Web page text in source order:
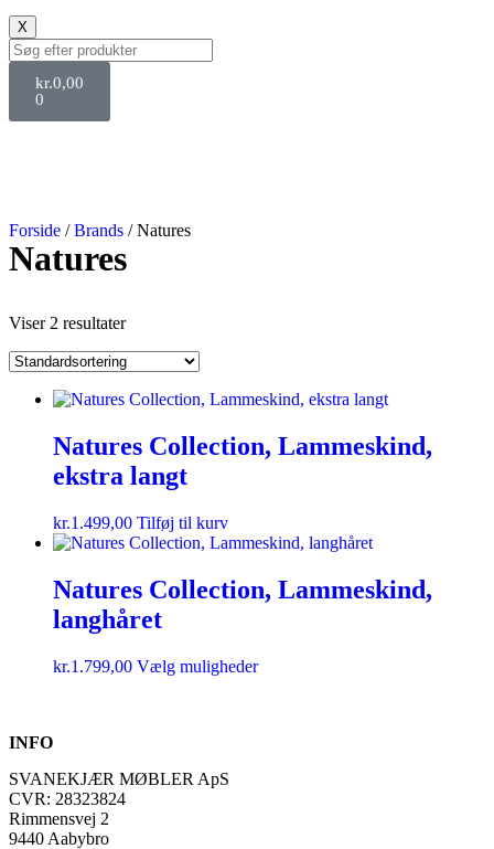
X
kr.0,00
0
Forside /Brands / Natures
Natures
Viser 2 resultater
Natures Collection, Lammeskind,
ekstra langt
kr.1.499,00 Tilføj til kurv
Natures Collection, Lammeskind,
langhåret
kr.1.799,00 Vælg muligheder
INFO
SVANEKJÆR MØBLER ApS
CVR: 28323824
Rimmensvej 2
9440 Aabybro